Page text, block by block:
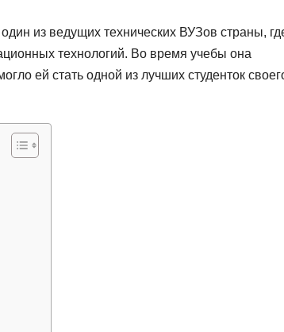
из ведущих технических ВУЗов страны,
технологий. Во время учебы она
ей стать одной из лучших студенток